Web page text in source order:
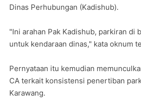
Dinas Perhubungan (Kadishub).
"Ini arahan Pak Kadishub, parkiran di
untuk kendaraan dinas," kata oknum
Pernyataan itu kemudian
CA terkait konsistensi penertiban
Karawang.